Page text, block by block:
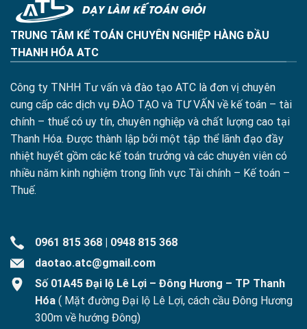
TRUNG TÂM KẾ TOÁN CHUYÊN NGHIỆP HÀNG ĐẦU
THANH HÓA ATC
Công ty TNHH Tư vấn và đào tạo ATC là đơn vị chuyên
cung cấp các dịch vụ ĐÀO TẠO và TƯ VẤN về kế toán – tài
chính – thuế có uy tín, chuyên nghiệp và chất lượng cao tại
Thanh Hóa. Được thành lập bởi một tập thể lãnh đạo đầy
nhiệt huyết gồm các kế toán trưởng và các chuyên viên có
nhiều năm kinh nghiệm trong lĩnh vực Tài chính – Kế toán –
Thuế.
0961 815 368 | 0948 815 368
daotao.atc@gmail.com
Số 01A45 Đại lộ Lê Lợi – Đông Hương – TP Thanh
Hóa ( Mặt đường Đại lộ Lê Lợi, cách cầu Đông Hương
300m về hướng Đông)